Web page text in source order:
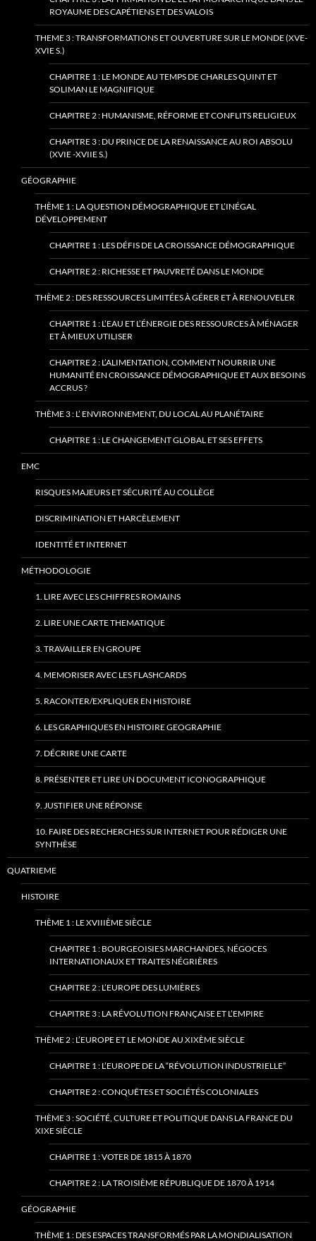
ROYAUME DES CAPÉTIENS ET DES VALOIS
THEME 3 : TRANSFORMATIONS ET OUVERTURE SUR LE MONDE (XVE-
XVIE S.)
CHAPITRE 1 : LE MONDE AU TEMPS DE CHARLES QUINT ET
SOLIMAN LE MAGNIFIQUE
CHAPITRE 2 : HUMANISME, RÉFORME ET CONFLITS RELIGIEUX
CHAPITRE 3 : DU PRINCE DE LA RENAISSANCE AU ROI ABSOLU
(XVIE -XVIIE S.)
GÉOGRAPHIE
THÈME 1 : LA QUESTION DÉMOGRAPHIQUE ET L’INÉGAL
DÉVELOPPEMENT
CHAPITRE 1 : LES DÉFIS DE LA CROISSANCE DÉMOGRAPHIQUE
CHAPITRE 2 : RICHESSE ET PAUVRETÉ DANS LE MONDE
THÈME 2 : DES RESSOURCES LIMITÉES À GÉRER ET À RENOUVELER
CHAPITRE 1 : L’EAU ET L’ÉNERGIE DES RESSOURCES À MÉNAGER
ET À MIEUX UTILISER
CHAPITRE 2 : L’ALIMENTATION, COMMENT NOURRIR UNE
HUMANITÉ EN CROISSANCE DÉMOGRAPHIQUE ET AUX BESOINS
ACCRUS ?
THÈME 3 : L’ ENVIRONNEMENT, DU LOCAL AU PLANÉTAIRE
CHAPITRE 1 : LE CHANGEMENT GLOBAL ET SES EFFETS
EMC
RISQUES MAJEURS ET SÉCURITÉ AU COLLÈGE
DISCRIMINATION ET HARCÈLEMENT
IDENTITÉ ET INTERNET
MÉTHODOLOGIE
1. LIRE AVEC LES CHIFFRES ROMAINS
2. LIRE UNE CARTE THEMATIQUE
3. TRAVAILLER EN GROUPE
4. MEMORISER AVEC LES FLASHCARDS
5. RACONTER/EXPLIQUER EN HISTOIRE
6. LES GRAPHIQUES EN HISTOIRE GEOGRAPHIE
7. DÉCRIRE UNE CARTE
8. PRÉSENTER ET LIRE UN DOCUMENT ICONOGRAPHIQUE
9. JUSTIFIER UNE RÉPONSE
10. FAIRE DES RECHERCHES SUR INTERNET POUR RÉDIGER UNE
SYNTHÈSE
QUATRIEME
HISTOIRE
THÈME 1 : LE XVIIIÈME SIÈCLE
CHAPITRE 1 : BOURGEOISIES MARCHANDES, NÉGOCES
INTERNATIONAUX ET TRAITES NÉGRIÈRES
CHAPITRE 2 : L’EUROPE DES LUMIÈRES
CHAPITRE 3 : LA RÉVOLUTION FRANÇAISE ET L’EMPIRE
THÈME 2 : L’EUROPE ET LE MONDE AU XIXÈME SIÈCLE
CHAPITRE 1 : L’EUROPE DE LA “RÉVOLUTION INDUSTRIELLE”
CHAPITRE 2 : CONQUÊTES ET SOCIÉTÉS COLONIALES
THÈME 3 : SOCIÉTÉ, CULTURE ET POLITIQUE DANS LA FRANCE DU
XIXE SIÈCLE
CHAPITRE 1 : VOTER DE 1815 À 1870
CHAPITRE 2 : LA TROISIÈME RÉPUBLIQUE DE 1870 À 1914
GÉOGRAPHIE
THÈME 1 : DES ESPACES TRANSFORMÉS PAR LA MONDIALISATION